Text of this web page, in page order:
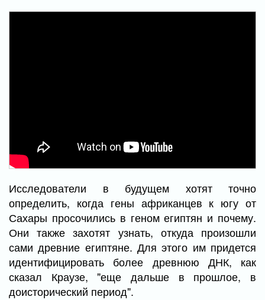
Исследователи в будущем хотят точно
определить, когда гены африканцев к югу от
Сахары просочились в геном египтян и почему.
Они также захотят узнать, откуда произошли
сами древние египтяне. Для этого им придется
идентифицировать более древнюю ДНК, как
сказал Краузе, "еще дальше в прошлое, в
доисторический период".